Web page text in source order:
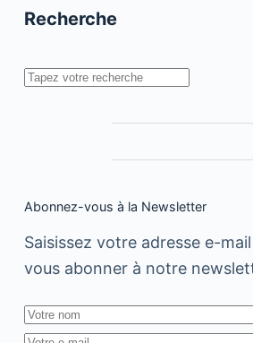
l’immobilier
Recherche
Rechercher
Abonnez-vous à la Newsletter
Saisissez votre adresse e-
vous abonner à notre